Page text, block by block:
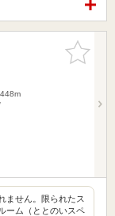
お気に入
りに追加
ません。限られたス
ーム（ととのいスペ